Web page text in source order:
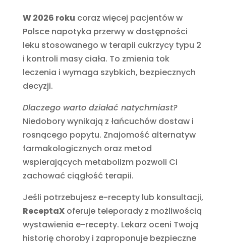
W 2026 roku coraz więcej pacjentów w
Polsce napotyka przerwy w dostępności
leku stosowanego w terapii cukrzycy typu 2
i kontroli masy ciała. To zmienia tok
leczenia i wymaga szybkich, bezpiecznych
decyzji.
Dlaczego warto działać natychmiast?
Niedobory wynikają z łańcuchów dostaw i
rosnącego popytu. Znajomość alternatyw
farmakologicznych oraz metod
wspierających metabolizm pozwoli Ci
zachować ciągłość terapii.
Jeśli potrzebujesz e-recepty lub konsultacji,
ReceptaXoferuje teleporady z możliwością
wystawienia e-recepty. Lekarz oceni Twoją
historię choroby i zaproponuje bezpieczne